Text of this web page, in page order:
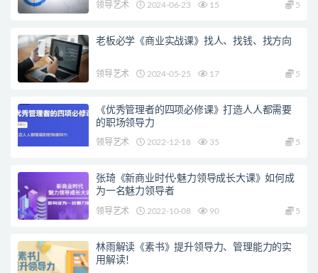
领导艺术 2024-06-23 15 5
老板必学《商业实战课》找人、找钱、找方向
领导艺术 2024-05-25 17 5
《优秀管理者的四项必修课》打造人人都需要
的职场领导力
领导艺术 2022-12-18 35 5
张琦《新商业时代·魅力领导成长大课》如何成
为一名魅力领导者
领导艺术 2022-10-08 90 5
林雨解读《素书》提升领导力、管理能力的实
用解读！